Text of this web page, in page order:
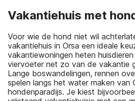
Vakantiehuis met
Voor wie de hond niet wil
vakantiehuis in Orsa een ideale
vakantiewoningen heten
viervoeter net zo van de vakantie
Lange boswandelingen, rennen
spelen langs het water maken van
hondenparadijs. Je kiest